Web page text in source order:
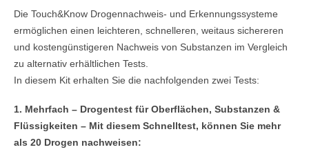
Die Touch&Know Drogennachweis- und Erkennungssysteme
ermöglichen einen leichteren, schnelleren, weitaus sichereren
und kostengünstigeren Nachweis von Substanzen im Vergleich
zu alternativ erhältlichen Tests.
In diesem Kit erhalten Sie die nachfolgenden zwei Tests:
1. Mehrfach – Drogentest für Oberflächen, Substanzen &
Flüssigkeiten – Mit diesem Schnelltest, können Sie mehr
als 20 Drogen nachweisen: